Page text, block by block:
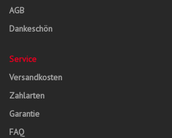
AGB
Dankeschön
Service
Versandkosten
Zahlarten
Garantie
FAQ